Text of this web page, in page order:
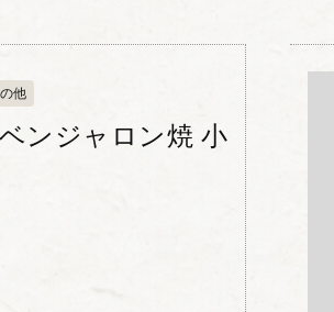
他
ンジャロン焼 小